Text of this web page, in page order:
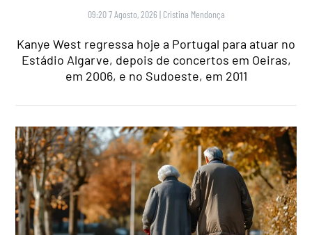
09:20 7 Agosto, 2026 | Cristina Mendonça
Kanye West regressa hoje a Portugal para atuar no
Estádio Algarve, depois de concertos em Oeiras,
em 2006, e no Sudoeste, em 2011